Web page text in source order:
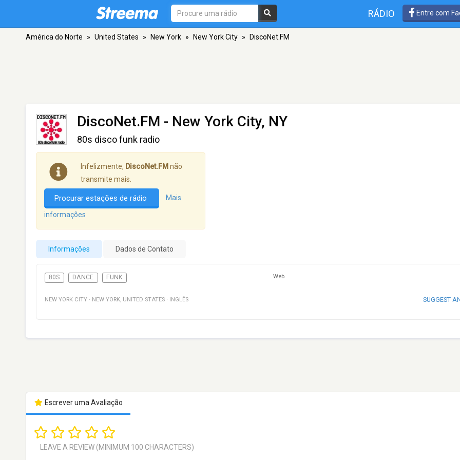
RÁDIO Entre com
América do Norte » United States » New York » New York City » DiscoNet.FM
DiscoNet.FM - New York City, NY
80s disco funk radio
Infelizmente, DiscoNet.FM não
transmite mais.
Procurar estações de rádio Mais
informações
Informações Dados de Contato
80S DANCE FUNK Web
NEW YORK CITY · NEW YORK, UNITED STATES · INGLÊS SUGGEST
Escrever uma Avaliação